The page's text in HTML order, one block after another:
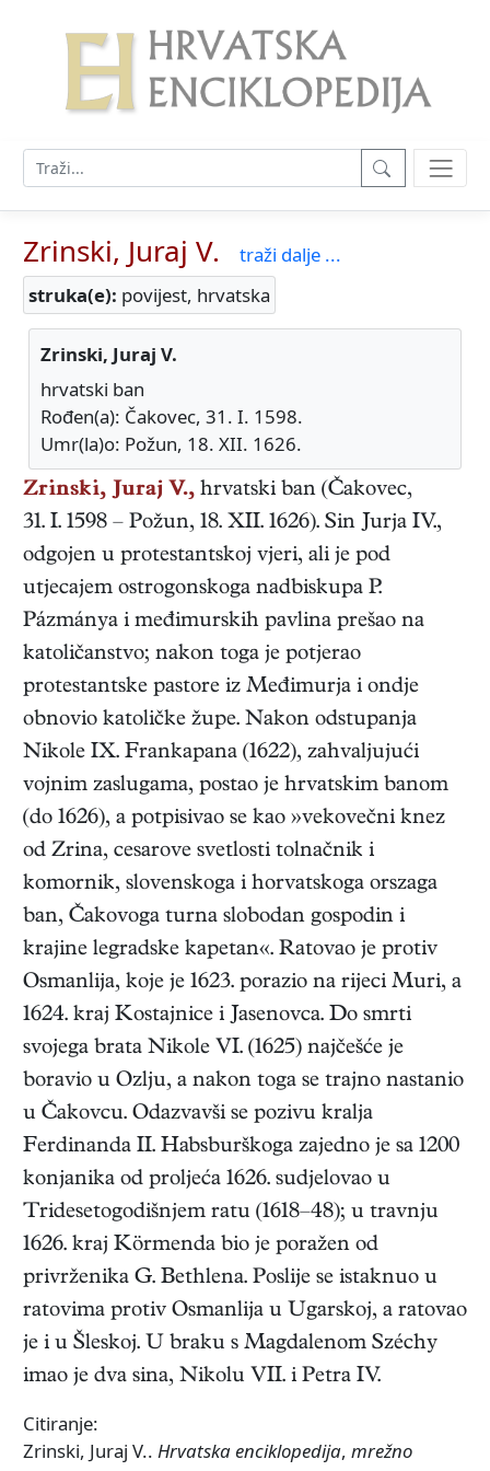
Zrinski, Juraj V.
traži dalje ...
struka(e): povijest, hrvatska
Zrinski, Juraj V.
hrvatski ban
Rođen(a): Čakovec, 31. I. 1598.
Umr(la)o: Požun, 18. XII. 1626.
Zrinski, Juraj V., hrvatski ban (Čakovec,
31. I. 1598 – Požun, 18. XII. 1626). Sin Jurja IV.,
odgojen u protestantskoj vjeri, ali je pod
utjecajem ostrogonskoga nadbiskupa P.
Pázmánya i međimurskih pavlina prešao na
katoličanstvo; nakon toga je potjerao
protestantske pastore iz Međimurja i ondje
obnovio katoličke župe. Nakon odstupanja
Nikole IX. Frankapana (1622), zahvaljujući
vojnim zaslugama, postao je hrvatskim banom
(do 1626), a potpisivao se kao »vekovečni knez
od Zrina, cesarove svetlosti tolnačnik i
komornik, slovenskoga i horvatskoga orszaga
ban, Čakovoga turna slobodan gospodin i
krajine legradske kapetan«. Ratovao je protiv
Osmanlija, koje je 1623. porazio na rijeci Muri, a
1624. kraj Kostajnice i Jasenovca. Do smrti
svojega brata Nikole VI. (1625) najčešće je
boravio u Ozlju, a nakon toga se trajno nastanio
u Čakovcu. Odazvavši se pozivu kralja
Ferdinanda II. Habsburškoga zajedno je sa 1200
konjanika od proljeća 1626. sudjelovao u
Tridesetogodišnjem ratu (1618–48); u travnju
1626. kraj Körmenda bio je poražen od
privrženika G. Bethlena. Poslije se istaknuo u
ratovima protiv Osmanlija u Ugarskoj, a ratovao
je i u Šleskoj. U braku s Magdalenom Széchy
imao je dva sina, Nikolu VII. i Petra IV.
Citiranje:
Zrinski, Juraj V.. Hrvatska enciklopedija, mrežno